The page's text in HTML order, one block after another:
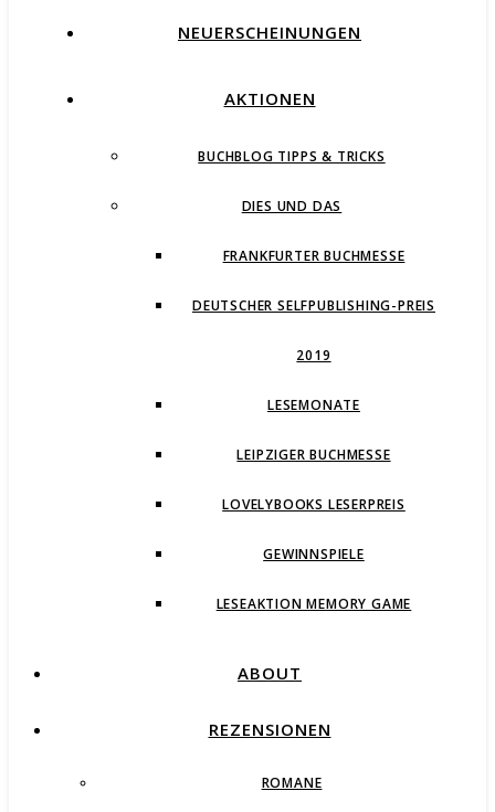
NEUERSCHEINUNGEN
AKTIONEN
BUCHBLOG TIPPS & TRICKS
DIES UND DAS
FRANKFURTER BUCHMESSE
DEUTSCHER SELFPUBLISHING-PREIS
2019
LESEMONATE
LEIPZIGER BUCHMESSE
LOVELYBOOKS LESERPREIS
GEWINNSPIELE
LESEAKTION MEMORY GAME
ABOUT
REZENSIONEN
ROMANE